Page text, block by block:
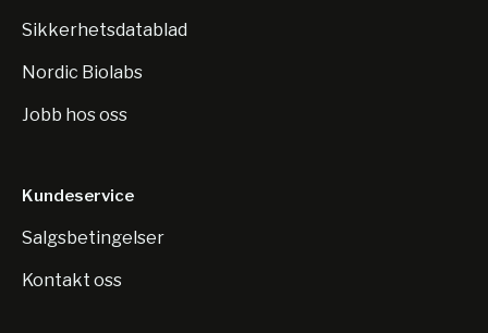
Sikkerhetsdatablad
Nordic Biolabs
Jobb hos oss
Kundeservice
Salgsbetingelser
Kontakt oss